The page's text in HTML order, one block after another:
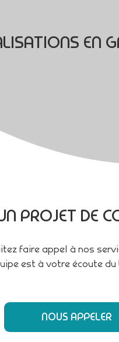
EN
PROJET DE
faire appel à nos
est à votre écoute du
NOUS APPELER